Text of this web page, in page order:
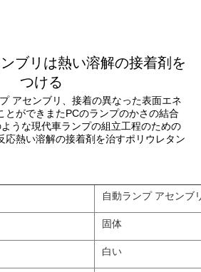
ブリは熱い溶解の接着剤を
つける
アセンブリ、接着の異なった表面エネ
とができまたPCのランプのかさの結合
うな現代車ランプの組立工程のための
応熱い溶解の接着剤を治すポリウレタン
自動ランプ アセンブ
固体
白い